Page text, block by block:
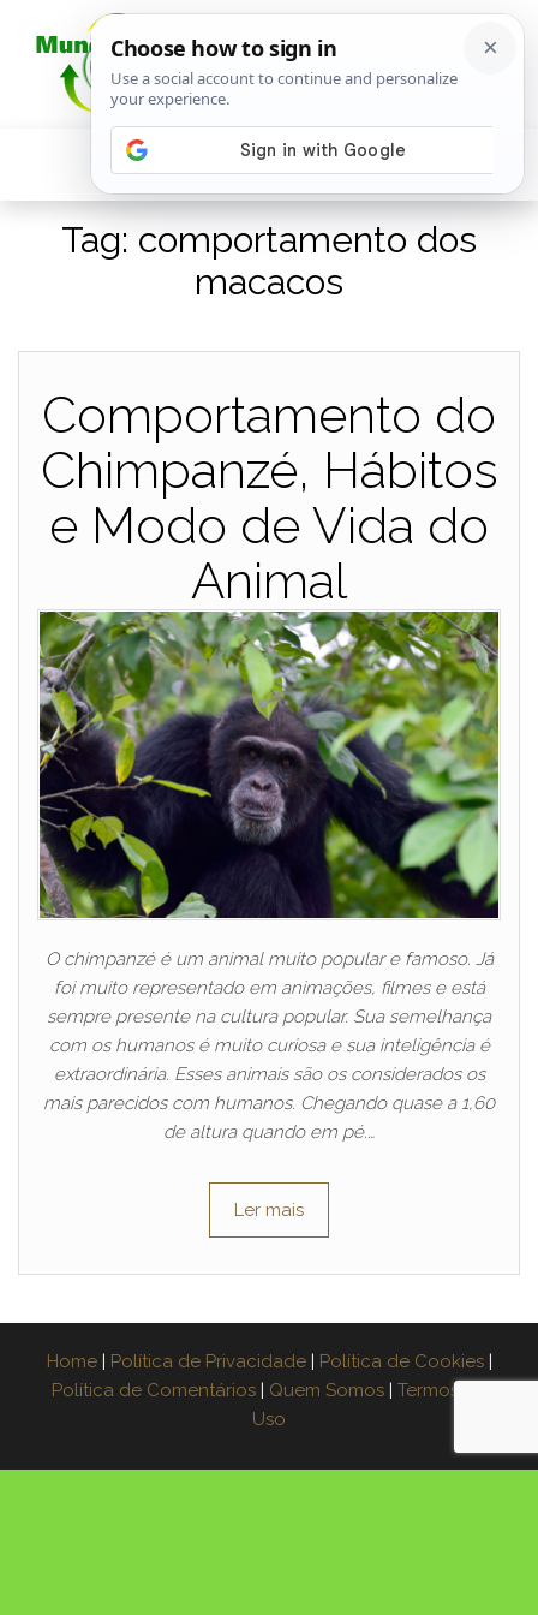
Tag: comportamento dos
macacos
Comportamento do
Chimpanzé, Hábitos
e Modo de Vida do
Animal
O chimpanzé é um animal muito popular e famoso. Já
foi muito representado em animações, filmes e está
sempre presente na cultura popular. Sua semelhança
com os humanos é muito curiosa e sua inteligência é
extraordinária. Esses animais são os considerados os
mais parecidos com humanos. Chegando quase a 1,60
de altura quando em pé.…
Ler mais
Home | Política de Privacidade | Política de Cookies |
Política de Comentários | Quem Somos | Termos de
Uso